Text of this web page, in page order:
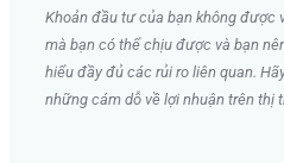
Khoản đầu tư của bạn không được
mà bạn có thể chịu được và bạn
hiểu đầy đủ các rủi ro liên quan.
những cám dỗ về lợi nhuận trên thị